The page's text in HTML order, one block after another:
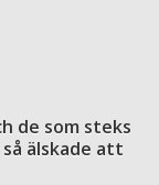
de som steks
älskade att